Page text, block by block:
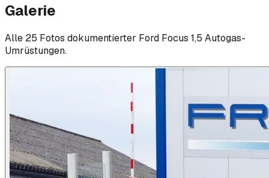
Galerie
Alle 25 Fotos dokumentierter Ford Focus 1,5 Autogas-
Umrüstungen.